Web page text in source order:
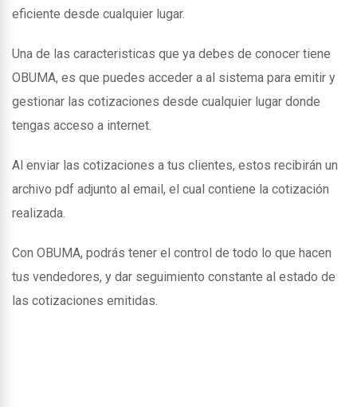
eficiente desde cualquier lugar.
Una de las caracteristicas que ya debes de conocer tiene
OBUMA, es que puedes acceder a al sistema para emitir y
gestionar las cotizaciones desde cualquier lugar donde
tengas acceso a internet.
Al enviar las cotizaciones a tus clientes, estos recibirán un
archivo pdf adjunto al email, el cual contiene la cotización
realizada.
Con OBUMA, podrás tener el control de todo lo que hacen
tus vendedores, y dar seguimiento constante al estado de
las cotizaciones emitidas.